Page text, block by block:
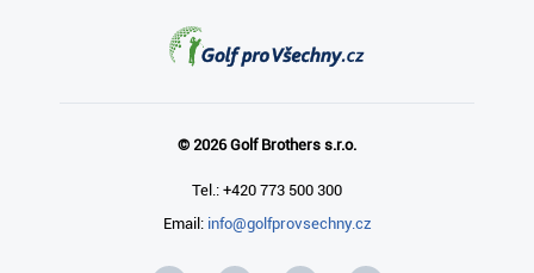
© 2026 Golf Brothers s.r.o.
Tel.: +420 773 500 300
Email: info@golfprovsechny.cz